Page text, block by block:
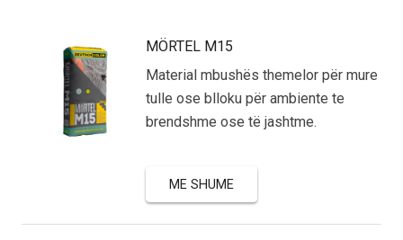
MÖRTEL M15
Material mbushës themelor për mure
tulle ose blloku për ambiente te
brendshme ose të jashtme.
ME SHUME